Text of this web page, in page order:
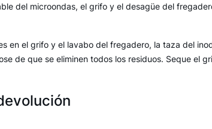
del microondas, el grifo y el desagüe del
en el grifo y el lavabo del fregadero, la taza del
de que se eliminen todos los residuos. Seque el